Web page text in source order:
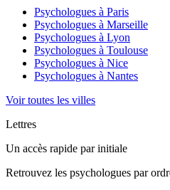
Psychologues à Paris
Psychologues à Marseille
Psychologues à Lyon
Psychologues à Toulouse
Psychologues à Nice
Psychologues à Nantes
Voir toutes les villes
Lettres
Un accès rapide par initiale
Retrouvez les psychologues par